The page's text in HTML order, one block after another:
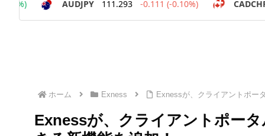
ホーム Exness Exnessが、クライアントポー
Exnessが、クライアントポー